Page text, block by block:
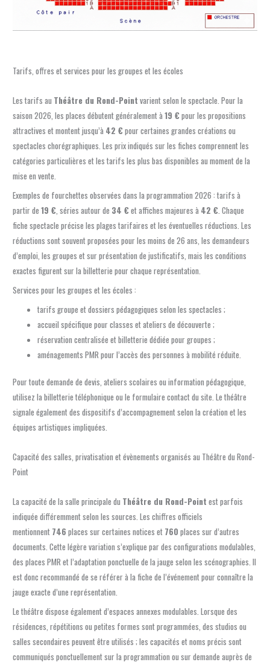
Tarifs, offres et services pour les groupes et les écoles
Les tarifs au Théâtre du Rond-Point varient selon le spectacle. Pour la
saison 2026, les places débutent généralement à19 € pour les propositions
attractives et montent jusqu’à 42 € pour certaines grandes créations ou
spectacles chorégraphiques. Les prix indiqués sur les fiches comprennent les
catégories particulières et les tarifs les plus bas disponibles au moment de la
mise en vente.
Exemples de fourchettes observées dans la programmation 2026 : tarifs à
partir de19 € , séries autour de 34 € et affiches majeures à 42 € . Chaque
fiche spectacle précise les plages tarifaires et les éventuelles réductions. Les
réductions sont souvent proposées pour les moins de 26 ans, les demandeurs
d’emploi, les groupes et sur présentation de justificatifs, mais les conditions
exactes figurent sur la billetterie pour chaque représentation.
Services pour les groupes et les écoles :
tarifs groupe et dossiers pédagogiques selon les spectacles ;
accueil spécifique pour classes et ateliers de découverte ;
réservation centralisée et billetterie dédiée pour groupes ;
aménagements PMR pour l’accès des personnes à mobilité réduite.
Pour toute demande de devis, ateliers scolaires ou information pédagogique,
utilisez la billetterie téléphonique ou le formulaire contact du site. Le théâtre
signale également des dispositifs d’accompagnement selon la création et les
équipes artistiques impliquées.
Capacité des salles, privatisation et évènements organisés au Théâtre du Rond-
Point
La capacité de la salle principale du Théâtre du Rond-Point est parfois
indiquée différemment selon les sources. Les chiffres officiels
mentionnent 746 places sur certaines notices et 760 places sur d’autres
documents. Cette légère variation s’explique par des configurations modulables,
des places PMR et l’adaptation ponctuelle de la jauge selon les scénographies. Il
est donc recommandé de se référer à la fiche de l’événement pour connaître la
jauge exacte d’une représentation.
Le théâtre dispose également d’espaces annexes modulables. Lorsque des
résidences, répétitions ou petites formes sont programmées, des studios ou
salles secondaires peuvent être utilisés ; les capacités et noms précis sont
communiqués ponctuellement sur la programmation ou sur demande auprès de